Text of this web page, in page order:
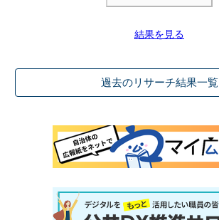
結果を見る
過去のリサーチ結果一覧